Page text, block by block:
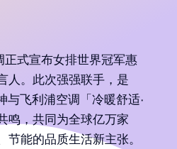
正式宣布女排世界冠军惠
人。此次强强联手，是
与飞利浦空调「冷暖舒适·
鸣，共同为全球亿万家
节能的品质生活新主张。